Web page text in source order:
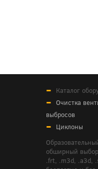
Каталог
Очистка
выбросов
Циклоны
обширный
.frt, .m3d, .a3d,